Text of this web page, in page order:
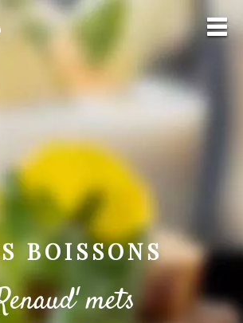
BOISSONS
mets